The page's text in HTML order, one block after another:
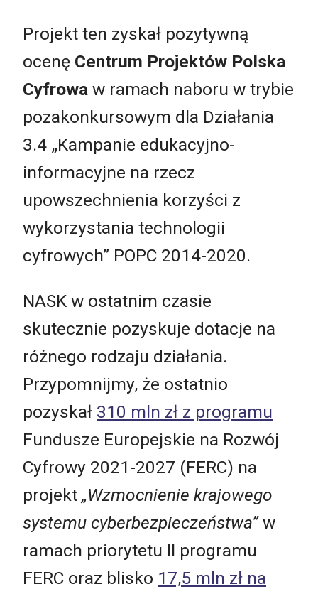
Projekt ten zyskał pozytywną
ocenę Centrum Projektów Polska
Cyfrowa w ramach naboru w trybie
pozakonkursowym dla Działania
3.4 „Kampanie edukacyjno-
informacyjne na rzecz
upowszechnienia korzyści z
wykorzystania technologii
cyfrowych” POPC 2014-2020.
NASK w ostatnim czasie
skutecznie pozyskuje dotacje na
różnego rodzaju działania.
Przypomnijmy, że ostatnio
pozyskał 310 mln zł z programu
Fundusze Europejskie na Rozwój
Cyfrowy 2021-2027 (FERC) na
projekt „Wzmocnienie krajowego
systemu cyberbezpieczeństwa”w
ramach priorytetu II programu
FERC oraz blisko 17,5 mln zł na